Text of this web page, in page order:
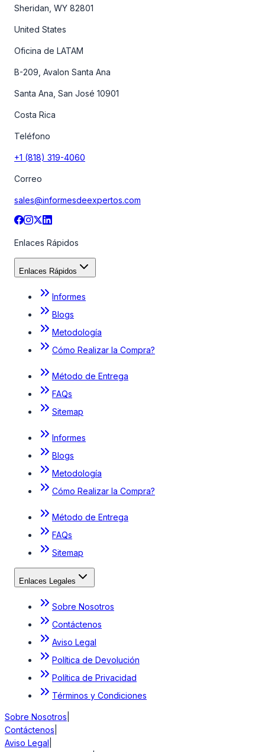
Sheridan, WY 82801
United States
Oficina de LATAM
B-209, Avalon Santa Ana
Santa Ana, San José 10901
Costa Rica
Teléfono
+1 (818) 319-4060
Correo
sales@informesdeexpertos.com
Enlaces Rápidos
Enlaces Rápidos
Informes
Blogs
Metodología
Cómo Realizar la Compra?
Método de Entrega
FAQs
Sitemap
Informes
Blogs
Metodología
Cómo Realizar la Compra?
Método de Entrega
FAQs
Sitemap
Enlaces Legales
Sobre Nosotros
Contáctenos
Aviso Legal
Política de Devolución
Política de Privacidad
Términos y Condiciones
Sobre Nosotros
Contáctenos
Aviso Legal